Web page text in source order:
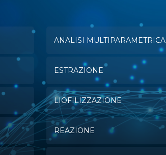
ANALISI MULTIPARAMETRICA
ESTRAZIONE
LIOFILIZZAZIONE
REAZIONE